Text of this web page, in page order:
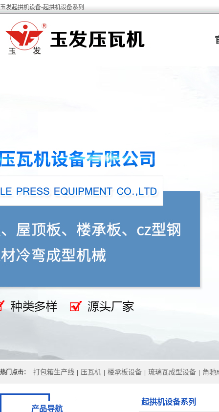
玉发起拱机设备-起拱机设备系列
热门点击： 打包箱生产线 压瓦机 楼承板设备 琉璃瓦成型设备 角驰
起拱机设备系列
产品导航